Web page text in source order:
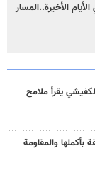
الأخيرة..المسار
يقرأ ملامح
والمقاومة